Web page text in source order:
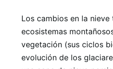
Los cambios en la
ecosistemas
vegetación (sus ciclos
evolución de los